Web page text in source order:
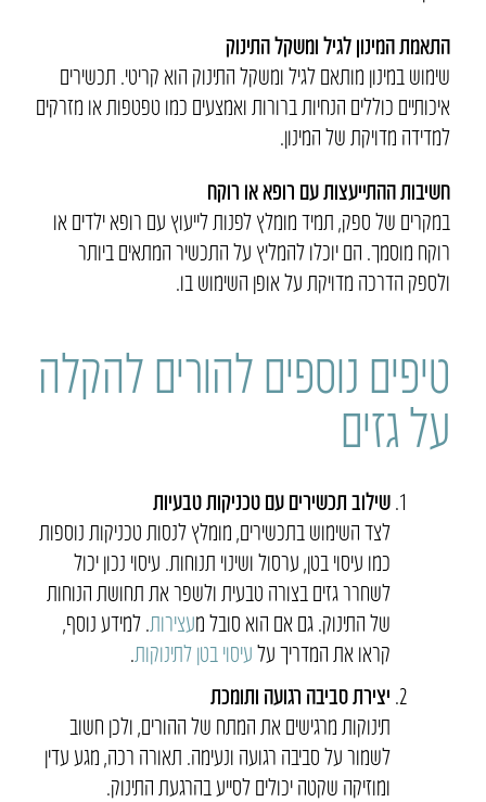
התאמת המינון לגיל ומשקל התינוק
שימוש במינון מותאם לגיל ומשקל התינוק הוא קריטי. תכשירים
איכותיים כוללים הנחיות ברורות ואמצעים כמו טפטפות או מזרקים
למדידה מדויקת של המינון.
חשיבות ההתייעצות עם רופא או רוקח
במקרים של ספק, תמיד מומלץ לפנות לייעוץ עם רופא ילדים או
רוקח מוסמך. הם יוכלו להמליץ על התכשיר המתאים ביותר
ולספק הדרכה מדויקת על אופן השימוש בו.
טיפים נוספים להורים להקלה
על גזים
שילוב תכשירים עם טכניקות טבעיות
לצד השימוש בתכשירים, מומלץ לנסות טכניקות נוספות
כמו עיסוי בטן, ערסול ושינוי תנוחות. עיסוי נכון יכול
לשחרר גזים בצורה טבעית ולשפר את תחושת הנוחות
של התינוק. גם אם הוא סובל מעצירות. למידע נוסף,
קראו את המדריך עלעיסוי בטן לתינוקות.
יצירת סביבה רגועה ותומכת
תינוקות מרגישים את המתח של ההורים, ולכן חשוב
לשמור על סביבה רגועה ונעימה. תאורה רכה, מגע עדין
ומוזיקה שקטה יכולים לסייע בהרגעת התינוק.